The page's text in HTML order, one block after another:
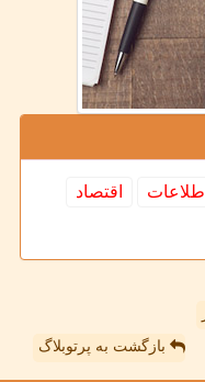
اطلاعات
اقتصاد
بازگشت به پرتوبلاگ